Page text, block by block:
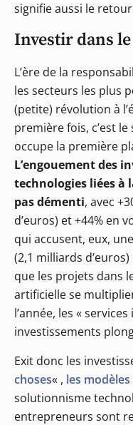
signifie aussi le
Investir dans
L’ère de la
les secteurs les plus
(petite) révolution à
première fois, c’est
occupe la première
L’engouement des
technologies liées à
pas démenti, avec
d’euros) et +44% en
qui accusent, eux,
(2,1 milliards
que les projets dans
artificielle se
l’année, les «
investissements
Exit donc les
choses« , les
solutionnisme
entrepreneurs sont